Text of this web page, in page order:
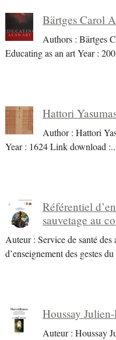
Bärtges Carol
Authors : Bärtges
Educating as an art Year :
Hattori
Author : Hattori
Year : 1624 Link download :
Référentiel
sauvetage au
Auteur : Service de santé
d’enseignement des gestes
Houssay
Auteur : Houssay